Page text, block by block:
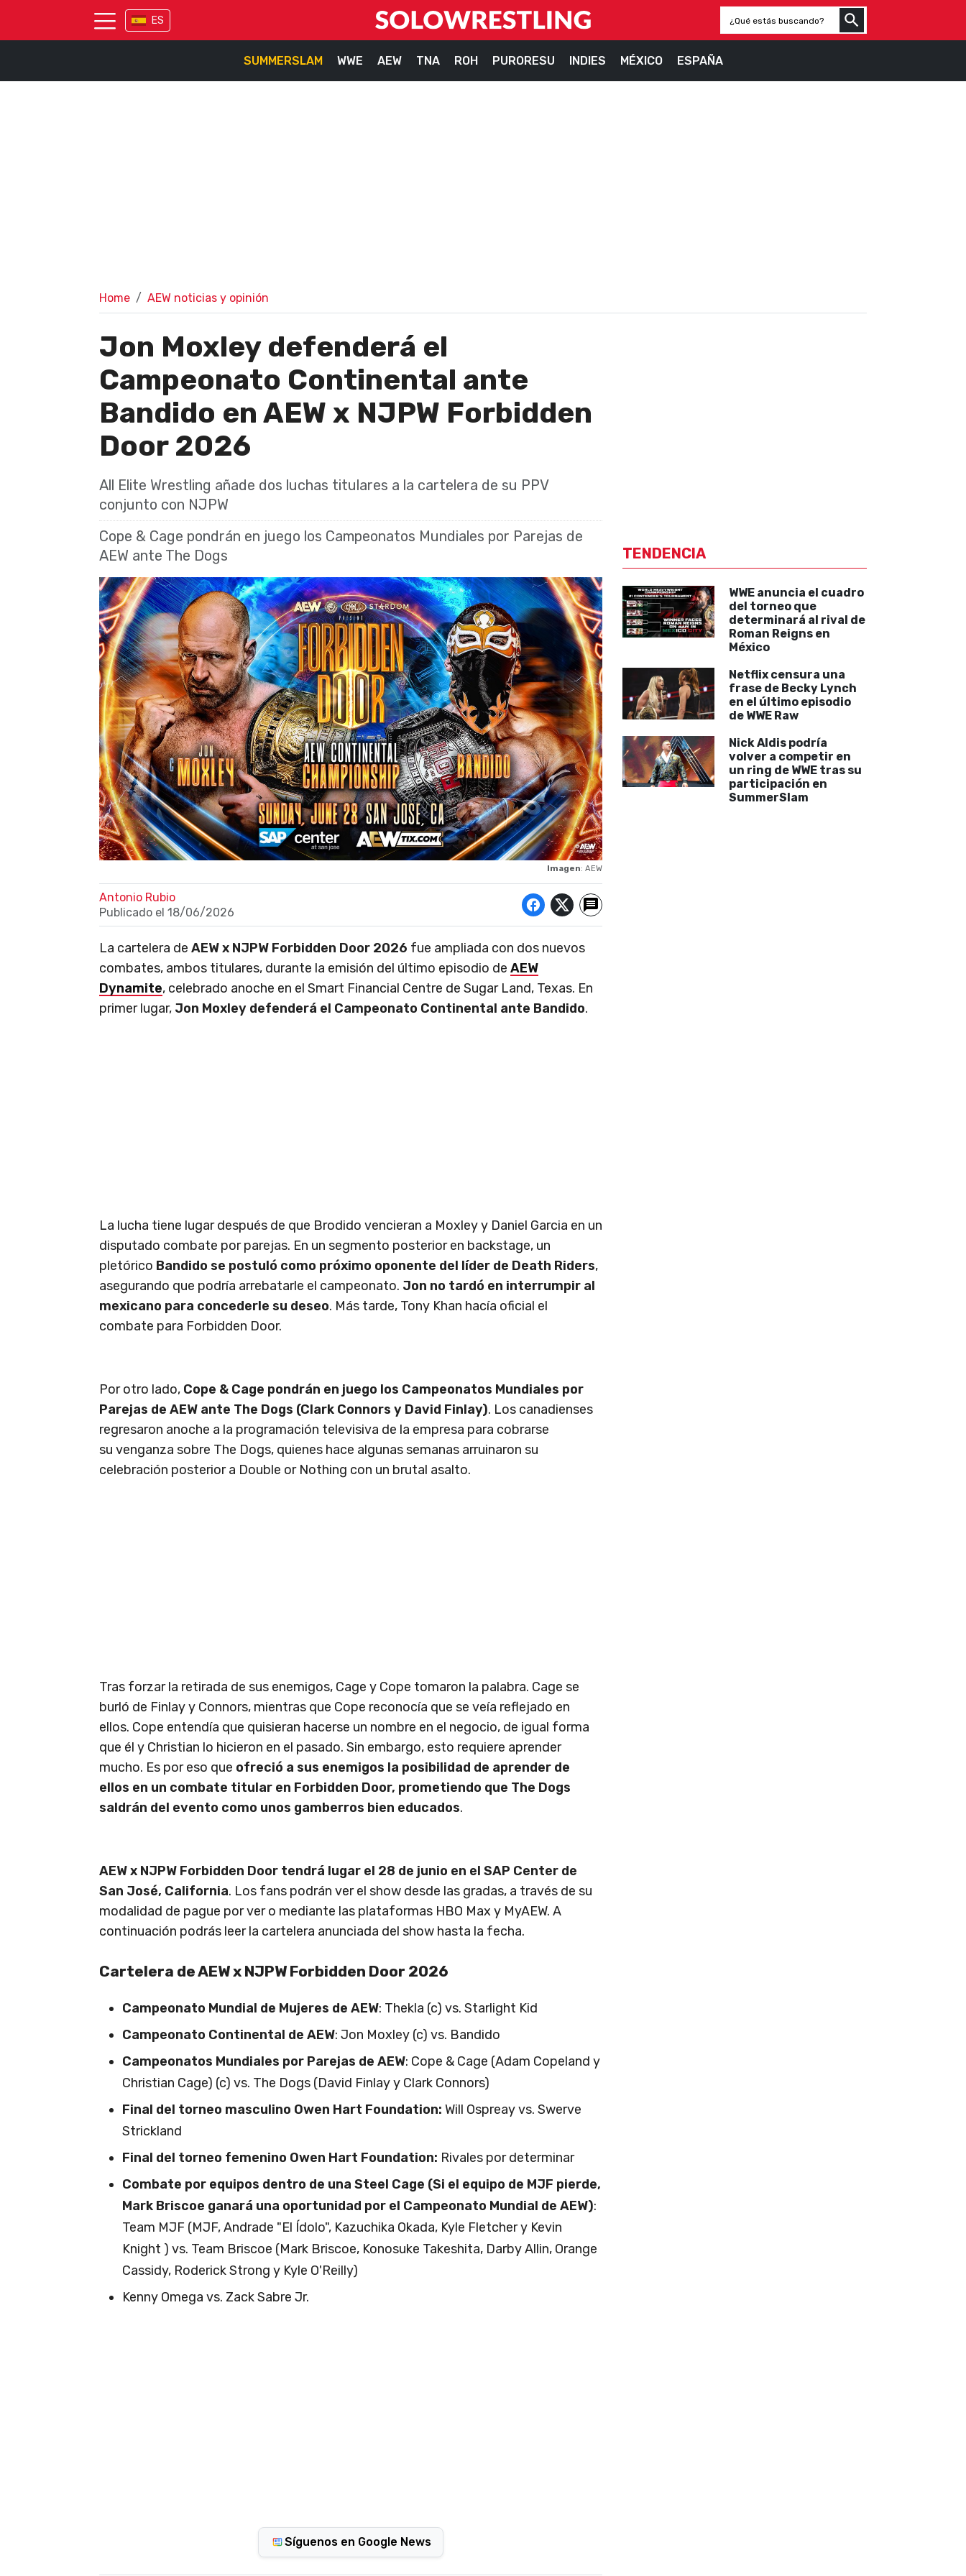
ES
SUMMERSLAM WWE AEW TNA ROH PURORESU INDIES MÉXICO ESPAÑA
Home AEW noticias y opinión
Jon Moxley defenderá el
Campeonato Continental ante
Bandido en AEW x NJPW Forbidden
Door 2026
All Elite Wrestling añade dos luchas titulares a la cartelera de su PPV
conjunto con NJPW
Cope & Cage pondrán en juego los Campeonatos Mundiales por Parejas de
AEW ante The Dogs
Imagen: AEW
Antonio Rubio
Publicado el 18/06/2026
La cartelera de AEW x NJPW Forbidden Door 2026 fue ampliada con dos nuevos
combates, ambos titulares, durante la emisión del último episodio de AEW
Dynamite, celebrado anoche en el Smart Financial Centre de Sugar Land, Texas. En
primer lugar, Jon Moxley defenderá el Campeonato Continental ante Bandido.
La lucha tiene lugar después de que Brodido vencieran a Moxley y Daniel Garcia en un
disputado combate por parejas. En un segmento posterior en backstage, un
pletórico Bandido se postuló como próximo oponente del líder de Death Riders,
asegurando que podría arrebatarle el campeonato. Jon no tardó en interrumpir al
mexicano para concederle su deseo. Más tarde, Tony Khan hacía oficial el
combate para Forbidden Door.
Por otro lado, Cope & Cage pondrán en juego los Campeonatos Mundiales por
Parejas de AEW ante The Dogs (Clark Connors y David Finlay). Los canadienses
regresaron anoche a la programación televisiva de la empresa para cobrarse
su venganza sobre The Dogs, quienes hace algunas semanas arruinaron su
celebración posterior a Double or Nothing con un brutal asalto.
Tras forzar la retirada de sus enemigos, Cage y Cope tomaron la palabra. Cage se
burló de Finlay y Connors, mientras que Cope reconocía que se veía reflejado en
ellos. Cope entendía que quisieran hacerse un nombre en el negocio, de igual forma
que él y Christian lo hicieron en el pasado. Sin embargo, esto requiere aprender
mucho. Es por eso que ofreció a sus enemigos la posibilidad de aprender de
ellos en un combate titular en Forbidden Door, prometiendo que The Dogs
saldrán del evento como unos gamberros bien educados.
AEW x NJPW Forbidden Door tendrá lugar el 28 de junio en el SAP Center de
San José, California. Los fans podrán ver el show desde las gradas, a través de su
modalidad de pague por ver o mediante las plataformas HBO Max y MyAEW. A
continuación podrás leer la cartelera anunciada del show hasta la fecha.
Cartelera de AEW x NJPW Forbidden Door 2026
Campeonato Mundial de Mujeres de AEW: Thekla (c) vs. Starlight Kid
Campeonato Continental de AEW: Jon Moxley (c) vs. Bandido
Campeonatos Mundiales por Parejas de AEW: Cope & Cage (Adam Copeland y
Christian Cage) (c) vs. The Dogs (David Finlay y Clark Connors)
Final del torneo masculino Owen Hart Foundation: Will Ospreay vs. Swerve
Strickland
Final del torneo femenino Owen Hart Foundation: Rivales por determinar
Combate por equipos dentro de una Steel Cage (Si el equipo de MJF pierde,
Mark Briscoe ganará una oportunidad por el Campeonato Mundial de AEW):
Team MJF (MJF, Andrade "El Ídolo", Kazuchika Okada, Kyle Fletcher y Kevin
Knight ) vs. Team Briscoe (Mark Briscoe, Konosuke Takeshita, Darby Allin, Orange
Cassidy, Roderick Strong y Kyle O'Reilly)
Kenny Omega vs. Zack Sabre Jr.
Síguenos en Google News
TENDENCIA
WWE anuncia el cuadro
del torneo que
determinará al rival de
Roman Reigns en
México
Netflix censura una
frase de Becky Lynch
en el último episodio
de WWE Raw
Nick Aldis podría
volver a competir en
un ring de WWE tras su
participación en
SummerSlam